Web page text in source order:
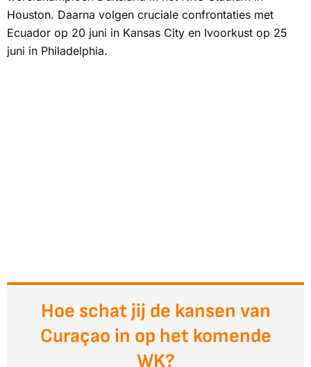
Houston. Daarna volgen cruciale confrontaties met
Ecuador op 20 juni in Kansas City en Ivoorkust op 25
juni in Philadelphia.
Hoe schat jij de kansen van
Curaçao in op het komende
WK?